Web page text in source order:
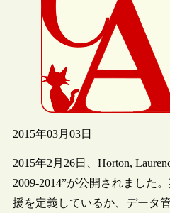
2015年03月03日
2015年2月26日、Horton,
2009-2014”が公開されました
援を定義しているか、データ